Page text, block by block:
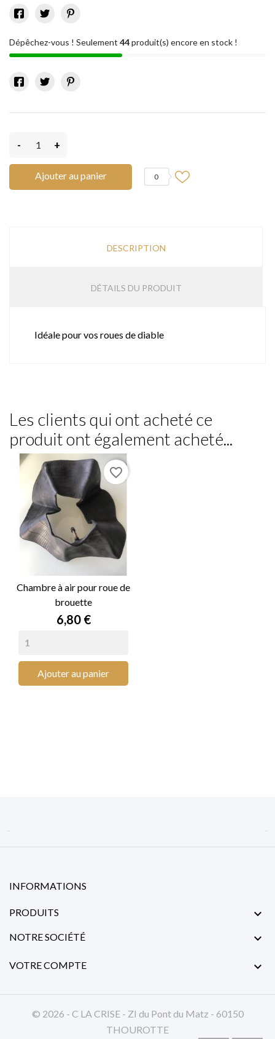
Dépêchez-vous ! Seulement 44produit(s) encore en stock !
- +
Ajouter au panier 0
DESCRIPTION
DÉTAILS DU PRODUIT
Idéale pour vos roues de diable
Les clients qui ont acheté ce
produit ont également acheté...
Chambre à air pour roue de
brouette
Prix
6,80 €
Ajouter au panier
favorite_border
 
INFORMATIONS
PRODUITS 
NOTRE SOCIÉTÉ 
VOTRE COMPTE 
© 2026 - C LA CRISE - ZI du Pont du Matz - 60150
THOUROTTE